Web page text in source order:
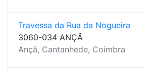
Travessa da Rua da Nogueira
3060-034 ANÇÃ
Ançã, Cantanhede, Coimbra